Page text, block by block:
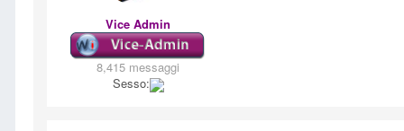
Vice Admin
8,415 messaggi
Sesso: